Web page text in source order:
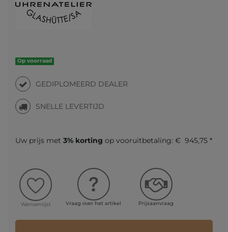
Op voorraad
GEDIPLOMEERD DEALER
SNELLE LEVERTIJD
Uw prijs met 3% korting op vooruitbetaling: € 945,75 *
Wensenlijst Vraag over het artikel Prijsaanvraag